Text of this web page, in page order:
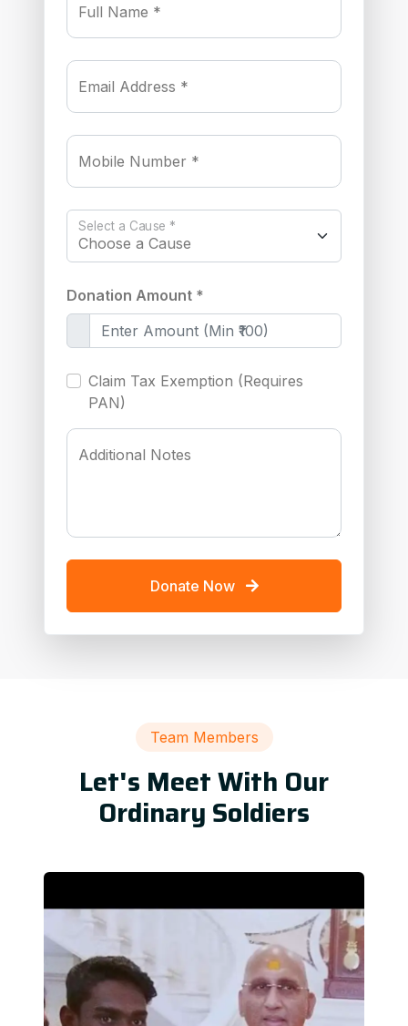
Full Name *
Email Address *
Mobile Number *
Select a Cause *
Donation Amount *
Claim Tax Exemption (Requires
PAN)
Additional Notes
Donate Now
Team Members
Let's Meet With Our
Ordinary Soldiers